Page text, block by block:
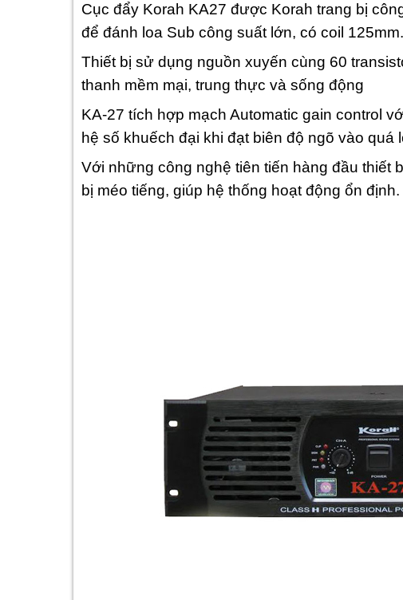
Cục đẩy Korah KA27 được Korah trang bị
để đánh loa Sub công suất lớn, có coil 125mm.
Thiết bị sử dụng nguồn xuyến cùng 60
thanh mềm mại, trung thực và sống động
KA-27 tích hợp mạch Automatic gain control
hệ số khuếch đại khi đạt biên độ ngõ vào quá
Với những công nghệ tiên tiến hàng đầu thiết
bị méo tiếng, giúp hệ thống hoạt động ổn định.